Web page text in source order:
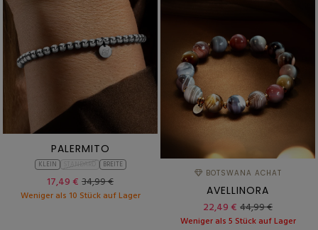
PALERMITO
KLEIN BREITE
17,49 € 34,99 €
Weniger als 10 Stück auf Lager
BOTSWANA ACHAT
AVELLINORA
22,49 € 44,99 €
Weniger als 5 Stück auf Lager